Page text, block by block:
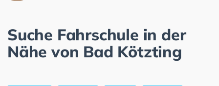
Suche Fahrschule in der
Nähe von Bad Kötzting